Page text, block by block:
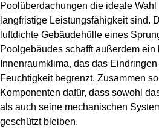
Poolüberdachungen die ideale Wahl
langfristige Leistungsfähigkeit sind.
luftdichte Gebäudehülle eines
Poolgebäudes schafft außerdem ein
Innenraumklima, das das Eindringen
Feuchtigkeit begrenzt. Zusammen
Komponenten dafür, dass sowohl
als auch seine mechanischen
geschützt bleiben.